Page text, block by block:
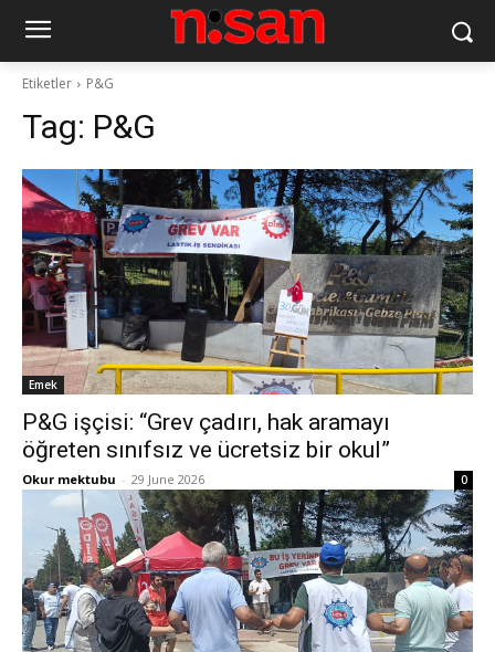
Etiketler P&G
Tag: P&G
Emek
P&G işçisi: “Grev çadırı, hak aramayı
öğreten sınıfsız ve ücretsiz bir okul”
Okur mektubu - 29 June 2026 0